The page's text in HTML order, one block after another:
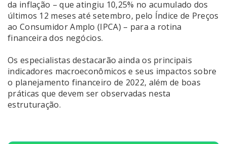
da inflação – que atingiu 10,25% no acumulado dos
últimos 12 meses até setembro, pelo Índice de Preços
ao Consumidor Amplo (IPCA) – para a rotina
financeira dos negócios.
Os especialistas destacarão ainda os principais
indicadores macroeconômicos e seus impactos sobre
o planejamento financeiro de 2022, além de boas
práticas que devem ser observadas nesta
estruturação.